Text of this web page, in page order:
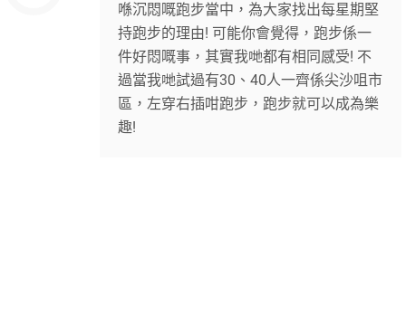
喺沉悶嘅跑步當中，為大家找出每星期堅
持跑步的理由! 可能你會覺得，跑步係一
件好悶嘅事，其實我哋都有相同感受! 不
過當我哋試過有30、40人一齊係尖沙咀市
區，左穿右插咁跑步，跑步就可以成為樂
趣!